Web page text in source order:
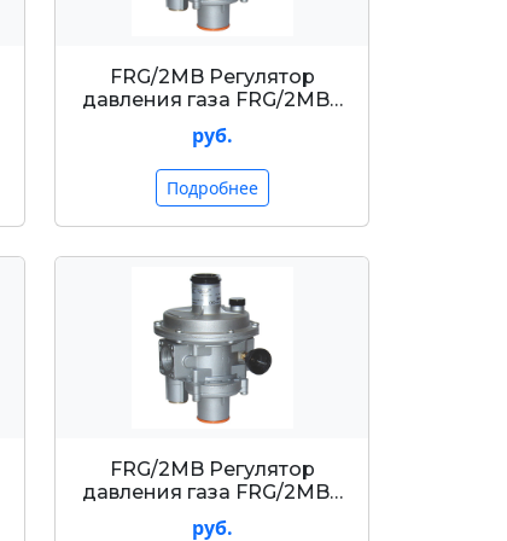
FRG/2MB Регулятор
давления газа FRG/2MB…
руб.
Подробнее
FRG/2MB Регулятор
давления газа FRG/2MB…
руб.